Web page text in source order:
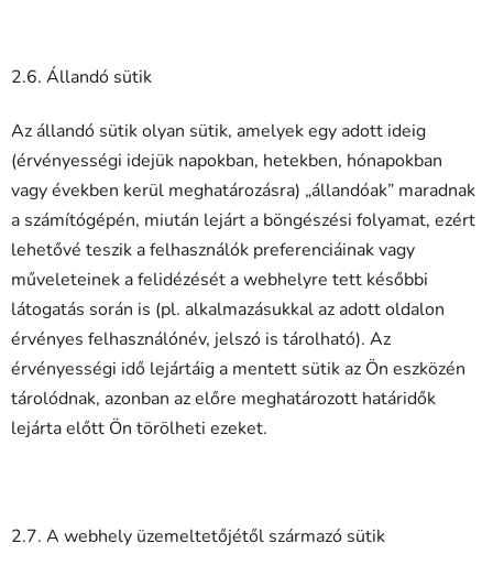
2.6. Állandó sütik
Az állandó sütik olyan sütik, amelyek egy adott ideig
(érvényességi idejük napokban, hetekben, hónapokban
vagy években kerül meghatározásra) „állandóak” maradnak
a számítógépén, miután lejárt a böngészési folyamat, ezért
lehetővé teszik a felhasználók preferenciáinak vagy
műveleteinek a felidézését a webhelyre tett későbbi
látogatás során is (pl. alkalmazásukkal az adott oldalon
érvényes felhasználónév, jelszó is tárolható). Az
érvényességi idő lejártáig a mentett sütik az Ön eszközén
tárolódnak, azonban az előre meghatározott határidők
lejárta előtt Ön törölheti ezeket.
2.7. A webhely üzemeltetőjétől származó sütik